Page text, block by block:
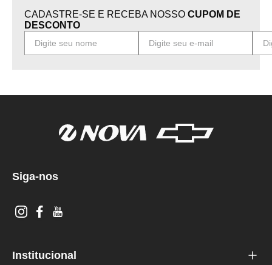
CADASTRE-SE E RECEBA NOSSO CUPOM DE
DESCONTO
Siga-nos
Institucional